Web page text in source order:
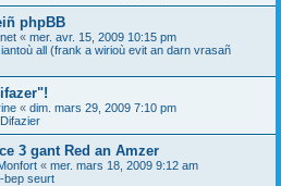
phpBB
« mer. avr. 15, 2009 10:15 pm
all (frank a wirioù evit an darn vrasañ
« dim. mars 29, 2009 7:10 pm
3 gant Red an Amzer
« mer. mars 18, 2009 9:12 am
bep seurt